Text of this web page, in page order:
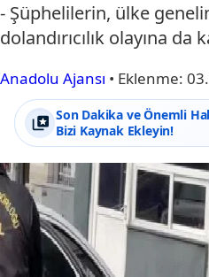
- Şüphelilerin, ülke
dolandırıcılık olayına da
Anadolu Ajansı • Eklenme:
Son Dakika ve Önemli
Bizi Kaynak Ekleyin!